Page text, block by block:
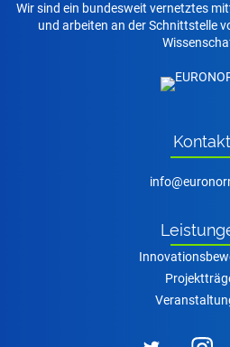
Wir sind ein bundesweit vernetztes
und arbeiten an der Schnittstelle
Kon­takt
nf r n